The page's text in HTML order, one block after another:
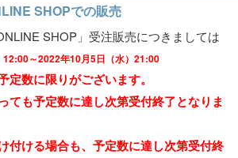
SHOPでの販売
SHOP」受注販売につきましては
～2022年10月5日（水）21:00
定数に限りがございます。
ても予定数に達し次第受付終了となりま
付ける場合も、予定数に達し次第受付終